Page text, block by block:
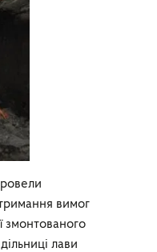
вимог
змонтованого
лави